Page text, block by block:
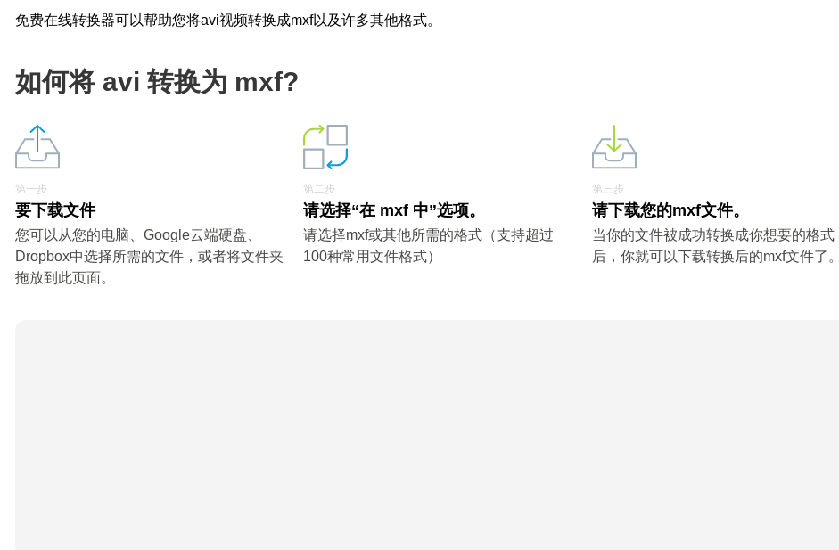
免费在线转换器可以帮助您将avi视频转换成mxf以及许多其他格式。
如何将 avi 转换为 mxf?
第一步
要下载文件
您可以从您的电脑、Google云端硬盘、
Dropbox中选择所需的文件，或者将文件夹
拖放到此页面。
第二步
请选择“在 mxf 中”选项。
请选择mxf或其他所需的格式（支持超过
100种常用文件格式）
第三步
请下载您的mxf文件。
当你的文件被成功转换成你想要的格式
后，你就可以下载转换后的mxf文件了。